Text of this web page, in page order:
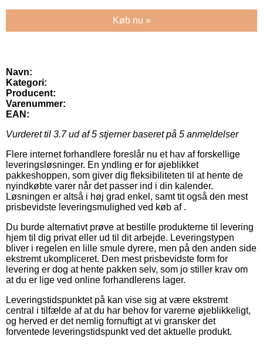
Køb nu »
Navn:
Kategori:
Producent:
Varenummer:
EAN:
Vurderet til 3.7ud af 5 stjerner baseret på 5 anmeldelser
Flere internet forhandlere foreslår nu et hav af forskellige
leveringsløsninger. En yndling er for øjeblikket
pakkeshoppen, som giver dig fleksibiliteten til at hente de
nyindkøbte varer når det passer ind i din kalender.
Løsningen er altså i høj grad enkel, samt tit også den mest
prisbevidste leveringsmulighed ved køb af .
Du burde alternativt prøve at bestille produkterne til levering
hjem til dig privat eller ud til dit arbejde. Leveringstypen
bliver i regelen en lille smule dyrere, men på den anden side
ekstremt ukompliceret. Den mest prisbevidste form for
levering er dog at hente pakken selv, som jo stiller krav om
at du er lige ved online forhandlerens lager.
Leveringstidspunktet på kan vise sig at være ekstremt
central i tilfælde af at du har behov for varerne øjeblikkeligt,
og herved er det nemlig fornuftigt at vi gransker det
forventede leveringstidspunkt ved det aktuelle produkt.